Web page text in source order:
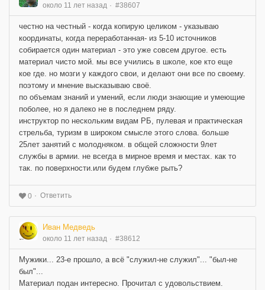
около 11 лет назад #38607
честно на честный - когда копирую целиком - указываю
координаты, когда переработанная- из 5-10 источников
собирается один материал - это уже совсем другое. есть
материал чисто мой. мы все учились в школе, кое кто еще
кое где. но мозги у каждого свои, и делают они все по своему.
поэтому и мнение высказываю своё.
по объемам знаний и умений, если люди знающие и умеющие
поболее, но я далеко не в последнем ряду.
инструктор по нескольким видам РБ, пулевая и практическая
стрельба, туризм в широком смысле этого слова. больше
25лет занятий с молодняком. в общей сложности 9лет
службы в армии. не всегда в мирное время и местах. как то
так. по поверхности.или будем глубже рыть?
0 Ответить
Иван Медведь
около 11 лет назад #38612
Мужики... 23-е прошло, а всё "служил-не служил"... "был-не
был"...
Материал подан интересно. Прочитал с удовольствием.